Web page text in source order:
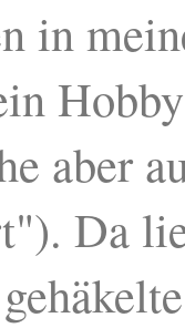
in
aber
Da